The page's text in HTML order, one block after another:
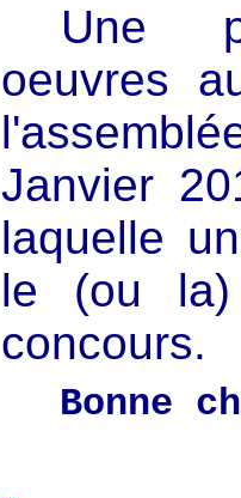
Une
oeuvres
Janvier
laquelle
le (ou la)
concours.
Bonne